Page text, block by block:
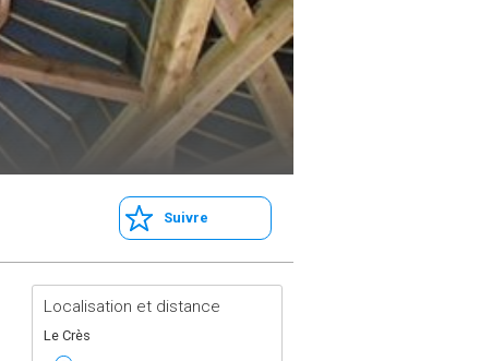
Suivre
Localisation et distance
Le Crès